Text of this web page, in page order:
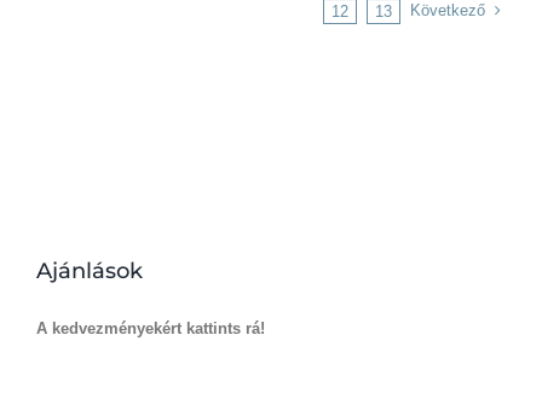
12
13 Következő
Ajánlások
A kedvezményekért kattints rá!